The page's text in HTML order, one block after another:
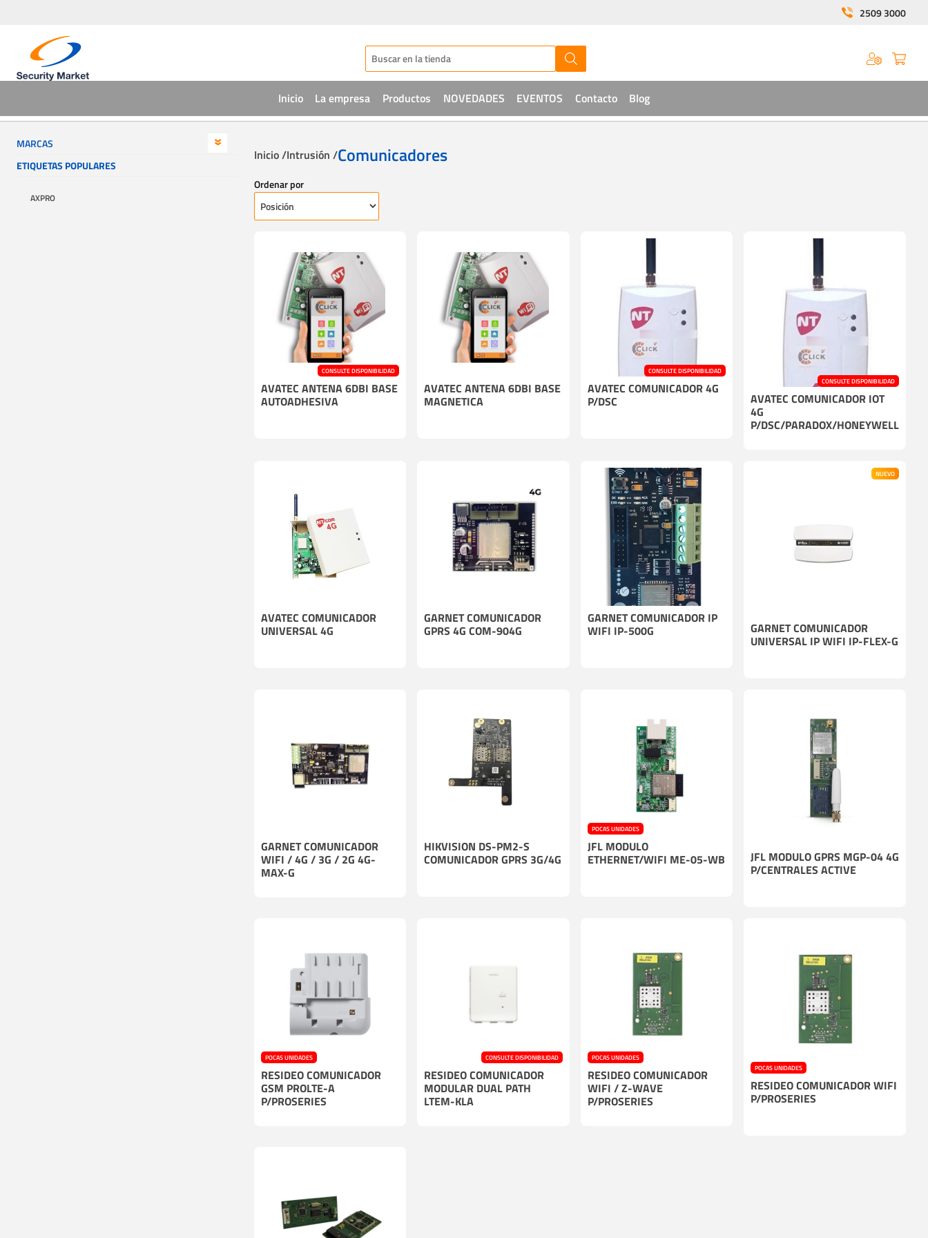
2509 3000
Inicio La empresa Productos
Soluciones IT
NOVEDADES EVENTOS Contacto Blog
Inicio /Intrusión /Comunicadores
Ordenar por
CONSULTE DISPONIBILIDAD
AVATEC ANTENA 6DBI BASE
AUTOADHESIVA
AVATEC ANTENA 6DBI BASE
MAGNETICA
CONSULTE DISPONIBILIDAD
AVATEC COMUNICADOR 4G
P/DSC
CONSULTE DISPONIBILIDAD
AVATEC COMUNICADOR IOT
4G
P/DSC/PARADOX/HONEYWELL
AVATEC COMUNICADOR
UNIVERSAL 4G
GARNET COMUNICADOR
GPRS 4G COM-904G
GARNET COMUNICADOR IP
WIFI IP-500G
NUEVO
GARNET COMUNICADOR
UNIVERSAL IP WIFI IP-FLEX-G
GARNET COMUNICADOR
WIFI / 4G / 3G / 2G 4G-
MAX-G
HIKVISION DS-PM2-S
COMUNICADOR GPRS 3G/4G
POCAS UNIDADES
JFL MODULO
ETHERNET/WIFI ME-05-WB JFL MODULO GPRS MGP-04 4G
P/CENTRALES ACTIVE
POCAS UNIDADES
RESIDEO COMUNICADOR
GSM PROLTE-A
P/PROSERIES
CONSULTE DISPONIBILIDAD
RESIDEO COMUNICADOR
MODULAR DUAL PATH
LTEM-KLA
POCAS UNIDADES
RESIDEO COMUNICADOR
WIFI / Z-WAVE
P/PROSERIES
POCAS UNIDADES
RESIDEO COMUNICADOR WIFI
P/PROSERIES
MARCAS
ETIQUETAS POPULARES
AXPRO